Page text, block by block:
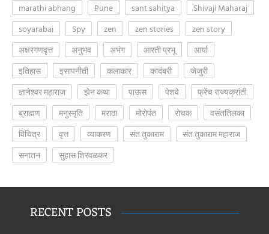
marathi abhang
Pune sant sahitya
Shivaji Maharaj
soyarabai
Spy zen zen stories
zen story
अक्षरगणवृत्त
अनुभव अभंग आरती प्रभू
आर्या
इतिहास
इसापनीती कलाकार कादंबरी
जेजुरी
ज्ञानेश्वर महाराज
झेन कथा पाऊस पेशवे
फ्रेंच राज्यक्रांती
ब्राह्मण
मनुस्मृति मराठा मोरोपंत रोचक
वसंततिलका
विचित्र
वृत्त व्याकरण संत तुकाराम
संत तुकाराम महाराज
सनातन
सुहास शिरवळकर
RECENT POSTS